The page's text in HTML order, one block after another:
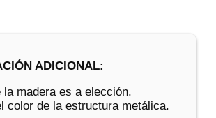
ADICIONAL:
la madera es a elección.
color de la estructura metálica.